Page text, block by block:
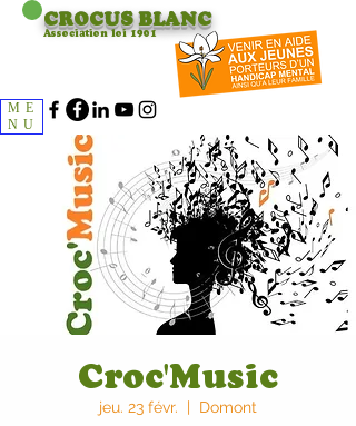
CROCUSBLANC
Association loi 1901
ME
NU
Croc'Music
jeu. 23 févr.
  |
Domont